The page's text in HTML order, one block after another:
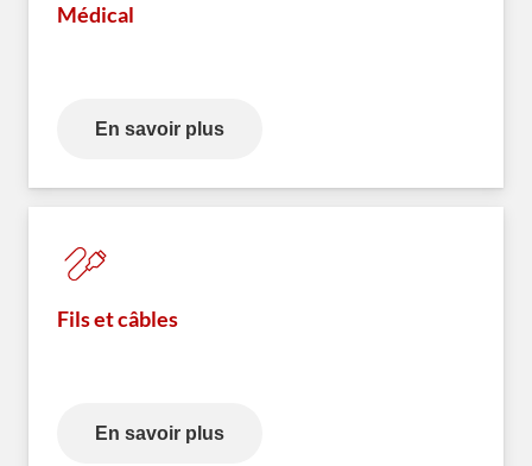
Médical
En savoir plus
Fils et câbles
En savoir plus